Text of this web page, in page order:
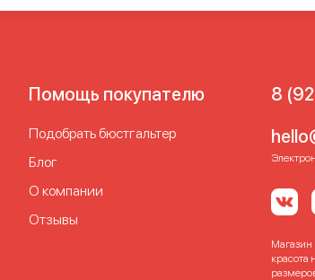
Помощь покупателю
Подобрать бюстгальтер
Блог
О компании
Отзывы
8
Магазин
красота